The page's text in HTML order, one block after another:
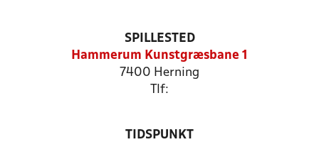
SPILLESTED
Hammerum Kunstgræsbane 1
7400 Herning
Tlf:
TIDSPUNKT